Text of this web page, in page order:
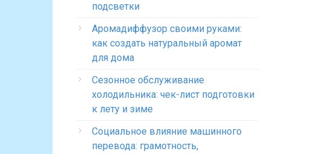
подсветки
Аромадиффузор своими руками:
как создать натуральный аромат
для дома
Сезонное обслуживание
холодильника: чек-лист подготовки
к лету и зиме
Социальное влияние машинного
перевода: грамотность,